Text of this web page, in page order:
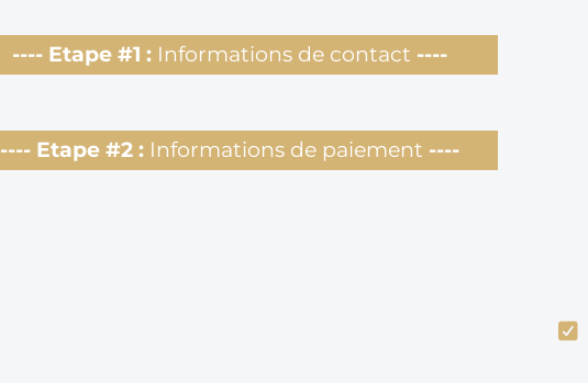
---- Etape #1 : Informations de contact ----
---- Etape #2 : Informations de paiement ----